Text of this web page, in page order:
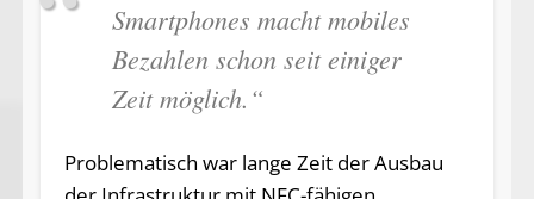
Smartphones macht mobiles
Bezahlen schon seit einiger
Zeit möglich.“
Problematisch war lange Zeit der Ausbau